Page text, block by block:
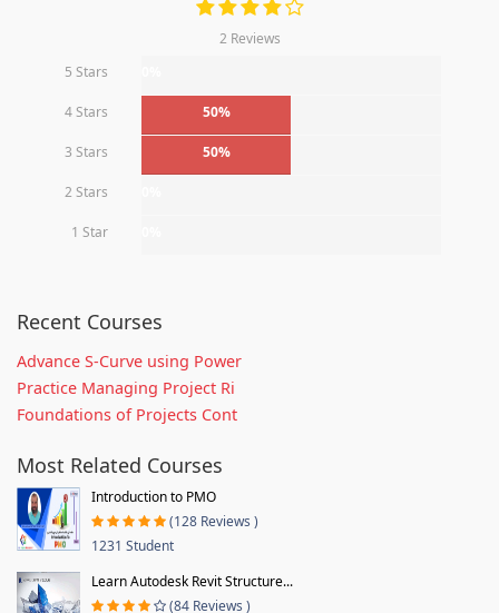
2 Reviews
5 Stars
4 Stars 50%
3 Stars 50%
2 Stars
1 Star
Recent Courses
Advance S-Curve using Power
Practice Managing Project Ri
Foundations of Projects Cont
Most Related Courses
Introduction to PMO
(128 Reviews )
1231 Student
Learn Autodesk Revit Structure...
(84 Reviews )